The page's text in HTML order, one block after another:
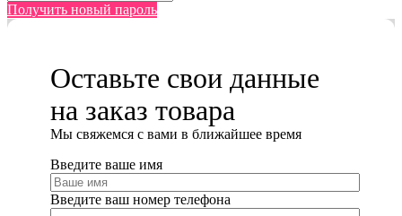
Получить новый пароль
Оставьте свои данные
на заказ товара
Мы cвяжемся с вами в ближайшее время
Введите ваше имя
Введите ваш номер телефона